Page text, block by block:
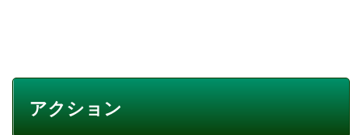
アクション